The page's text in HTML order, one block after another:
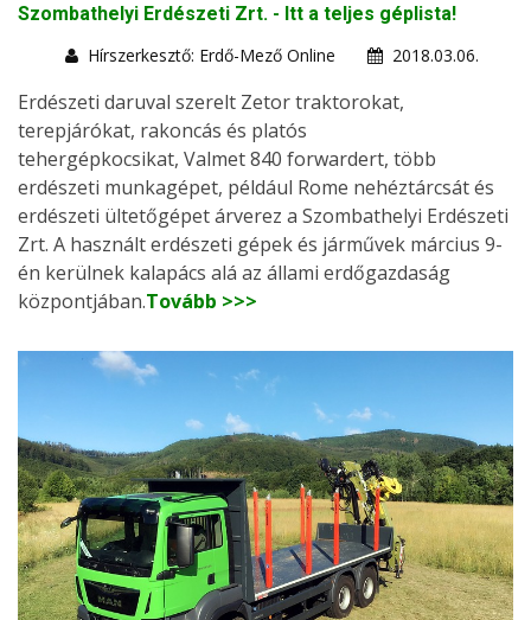
Szombathelyi Erdészeti Zrt. - Itt a teljes géplista!
Hírszerkesztő: Erdő-Mező Online
2018.03.06.
Erdészeti daruval szerelt Zetor traktorokat,
terepjárókat, rakoncás és platós
tehergépkocsikat, Valmet 840 forwardert, több
erdészeti munkagépet, például Rome nehéztárcsát és
erdészeti ültetőgépet árverez a Szombathelyi Erdészeti
Zrt. A használt erdészeti gépek és járművek március 9-
én kerülnek kalapács alá az állami erdőgazdaság
központjában.Tovább >>>